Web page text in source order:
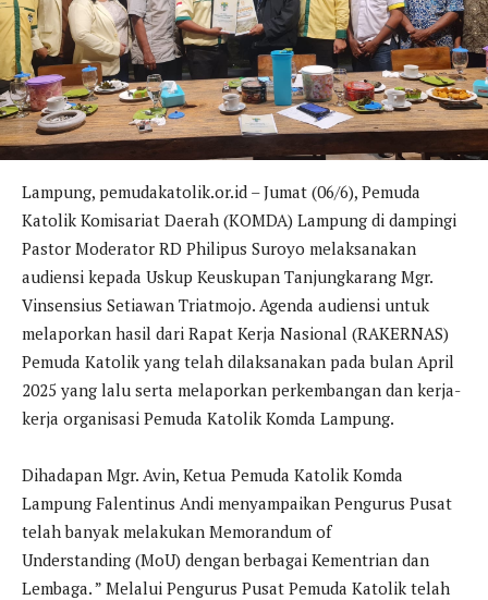
Lampung, pemudakatolik.or.id – Jumat (06/6), Pemuda
Katolik Komisariat Daerah (KOMDA) Lampung di dampingi
Pastor Moderator RD Philipus Suroyo melaksanakan
audiensi kepada Uskup Keuskupan Tanjungkarang Mgr.
Vinsensius Setiawan Triatmojo. Agenda audiensi untuk
melaporkan hasil dari Rapat Kerja Nasional (RAKERNAS)
Pemuda Katolik yang telah dilaksanakan pada bulan April
2025 yang lalu serta melaporkan perkembangan dan kerja-
kerja organisasi Pemuda Katolik Komda Lampung.
Dihadapan Mgr. Avin, Ketua Pemuda Katolik Komda
Lampung Falentinus Andi menyampaikan Pengurus Pusat
telah banyak melakukan Memorandum of
Understanding (MoU) dengan berbagai Kementrian dan
Lembaga. ” Melalui Pengurus Pusat Pemuda Katolik telah